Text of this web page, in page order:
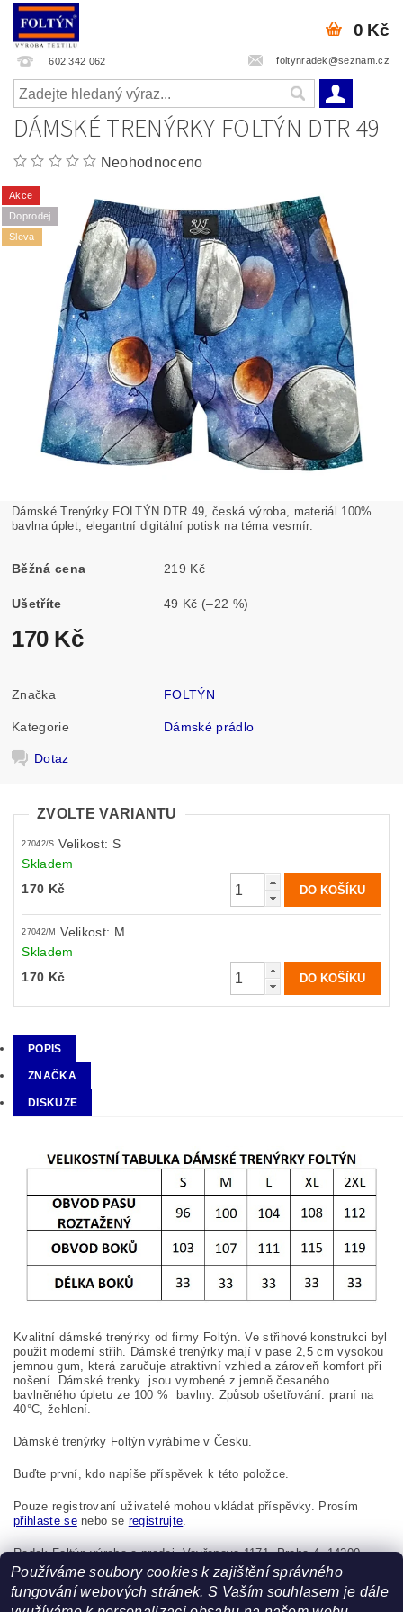
602 342 062 foltynradek@seznam.cz
0 Kč
DÁMSKÉ TRENÝRKY FOLTÝN DTR 49
Neohodnoceno
Akce
Doprodej
Sleva
Dámské Trenýrky FOLTÝN DTR 49, česká výroba, materiál 100%
bavlna úplet, elegantní digitální potisk na téma vesmír.
Běžná cena 219 Kč
Ušetříte 49 Kč (–22 %)
170 Kč
Značka FOLTÝN
Kategorie Dámské prádlo
Dotaz
ZVOLTE VARIANTU
27042/S Velikost: S
Skladem
170 Kč
27042/M
Velikost: M
Skladem
170 Kč
POPIS
ZNAČKA
DISKUZE
Kvalitní dámské trenýrky od firmy Foltýn. Ve střihové konstrukci byl
použit moderní střih. Dámské trenýrky mají v pase 2,5 cm vysokou
jemnou gum, která zaručuje atraktivní vzhled a zároveň komfort při
nošení. Dámské trenky jsou vyrobené z jemně česaného
bavlněného úpletu ze 100 %
bavlny. Způsob ošetřování: praní na
40°C, žehlení.
Dámské trenýrky Foltýn vyrábíme v Česku.
Buďte první, kdo napíše příspěvek k této položce.
Pouze registrovaní uživatelé mohou vkládat příspěvky. Prosím
přihlaste senebo se registrujte.
Radek Foltýn výroba a prodej, Vavřenova 1171, Praha 4, 14200,
Česká republika, foltynradek@seznam.cz
Používáme soubory cookies k zajištění správného
fungování webových stránek. S Vaším souhlasem je dále